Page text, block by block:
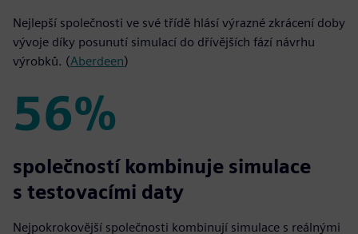
Nejlepší společnosti ve své třídě hlásí výrazné zkrácení doby
vývoje díky posunutí simulací do dřívějších fází návrhu
výrobků. (Aberdeen)
56%
56%
společností kombinuje simulace
s testovacími daty
Nejpokrokovější společnosti kombinují simulace s reálnými